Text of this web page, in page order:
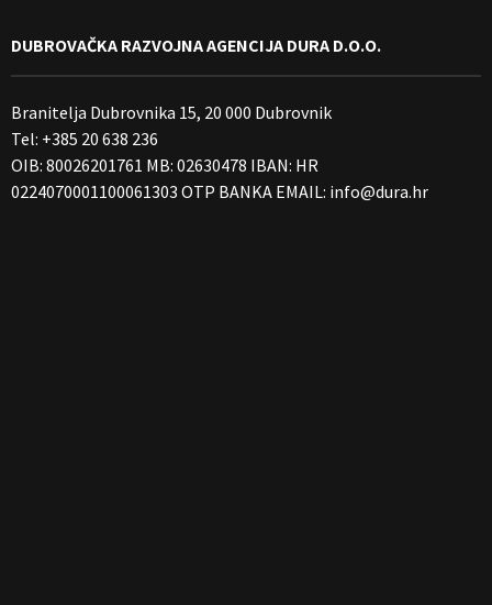
DUBROVAČKA RAZVOJNA AGENCIJA DURA D.O.O.
Branitelja Dubrovnika 15, 20 000 Dubrovnik
Tel: +385 20 638 236
OIB: 80026201761 MB: 02630478 IBAN: HR
0224070001100061303 OTP BANKA EMAIL: info@dura.hr